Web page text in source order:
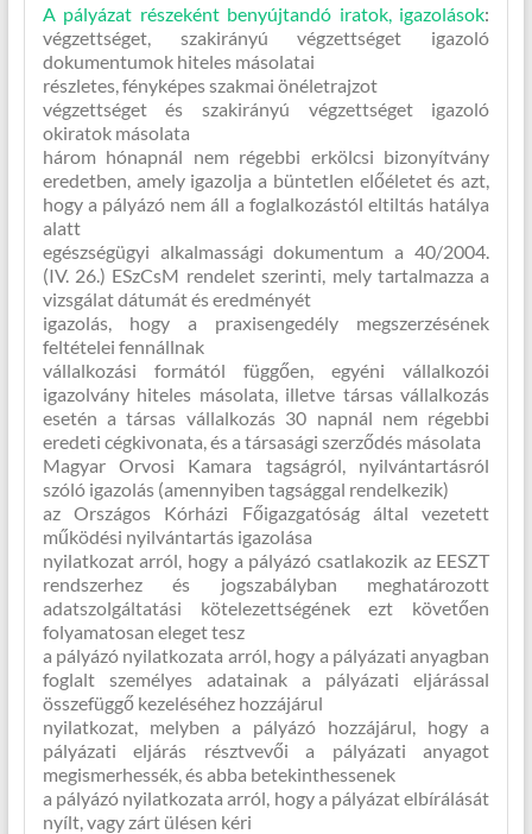
A pályázat részeként benyújtandó iratok, igazolások:
végzettséget, szakirányú végzettséget igazoló
dokumentumok hiteles másolatai
részletes, fényképes szakmai önéletrajzot
végzettséget és szakirányú végzettséget igazoló
okiratok másolata
három hónapnál nem régebbi erkölcsi bizonyítvány
eredetben, amely igazolja a büntetlen előéletet és azt,
hogy a pályázó nem áll a foglalkozástól eltiltás hatálya
alatt
egészségügyi alkalmassági dokumentum a 40/2004.
(IV. 26.) ESzCsM rendelet szerinti, mely tartalmazza a
vizsgálat dátumát és eredményét
igazolás, hogy a praxisengedély megszerzésének
feltételei fennállnak
vállalkozási formától függően, egyéni vállalkozói
igazolvány hiteles másolata, illetve társas vállalkozás
esetén a társas vállalkozás 30 napnál nem régebbi
eredeti cégkivonata, és a társasági szerződés másolata
Magyar Orvosi Kamara tagságról, nyilvántartásról
szóló igazolás (amennyiben tagsággal rendelkezik)
az Országos Kórházi Főigazgatóság által vezetett
működési nyilvántartás igazolása
nyilatkozat arról, hogy a pályázó csatlakozik az EESZT
rendszerhez és jogszabályban meghatározott
adatszolgáltatási kötelezettségének ezt követően
folyamatosan eleget tesz
a pályázó nyilatkozata arról, hogy a pályázati anyagban
foglalt személyes adatainak a pályázati eljárással
összefüggő kezeléséhez hozzájárul
nyilatkozat, melyben a pályázó hozzájárul, hogy a
pályázati eljárás résztvevői a pályázati anyagot
megismerhessék, és abba betekinthessenek
a pályázó nyilatkozata arról, hogy a pályázat elbírálását
nyílt, vagy zárt ülésen kéri